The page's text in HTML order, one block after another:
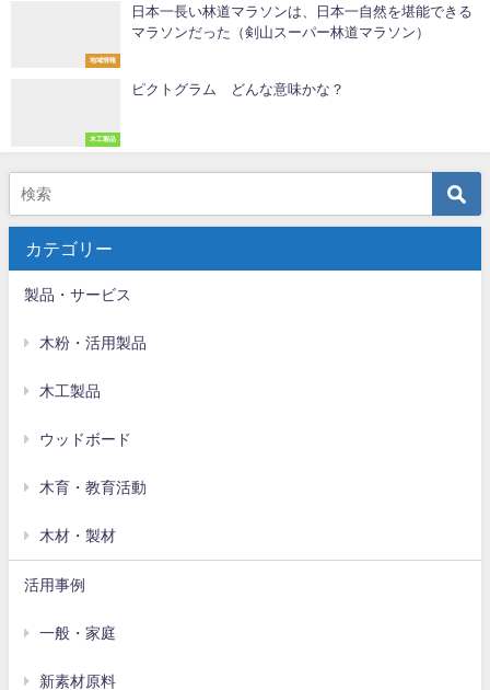
地域情報
日本一長い林道マラソンは、日本一自然を堪能できる
マラソンだった（剣山スーパー林道マラソン）
木工製品
ピクトグラム どんな意味かな？
カテゴリー
製品・サービス
木粉・活用製品
木工製品
ウッドボード
木育・教育活動
木材・製材
活用事例
一般・家庭
新素材原料